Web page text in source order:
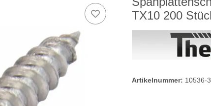
TX10 200
Artikelnummer: 10536-